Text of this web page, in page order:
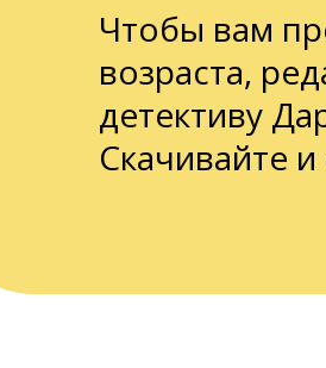
Чтобы вам
возраста,
детективу
Скачивайте